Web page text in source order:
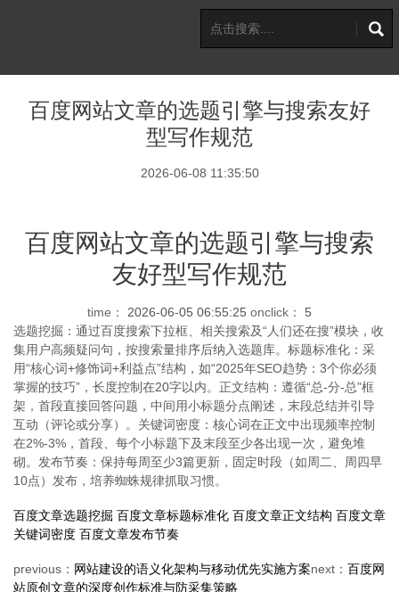
百度网站文章的选题引擎与搜索友好
型写作规范
2026-06-08 11:35:50
百度网站文章的选题引擎与搜索
友好型写作规范
time： 2026-06-05 06:55:25 onclick：
5
选题挖掘：通过百度搜索下拉框、相关搜索及“人们还在搜”模块，收
集用户高频疑问句，按搜索量排序后纳入选题库。标题标准化：采
用“核心词+修饰词+利益点”结构，如“2025年SEO趋势：3个你必须
掌握的技巧”，长度控制在20字以内。正文结构：遵循“总-分-总”框
架，首段直接回答问题，中间用小标题分点阐述，末段总结并引导
互动（评论或分享）。关键词密度：核心词在正文中出现频率控制
在2%-3%，首段、每个小标题下及末段至少各出现一次，避免堆
砌。发布节奏：保持每周至少3篇更新，固定时段（如周二、周四早
10点）发布，培养蜘蛛规律抓取习惯。
百度文章选题挖掘 百度文章标题标准化 百度文章正文结构 百度文章
关键词密度 百度文章发布节奏
previous： 网站建设的语义化架构与移动优先实施方案next： 百度网
站原创文章的深度创作标准与防采集策略